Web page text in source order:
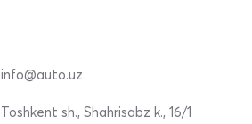
info@auto.uz
Toshkent sh., Shahrisabz k., 16/1